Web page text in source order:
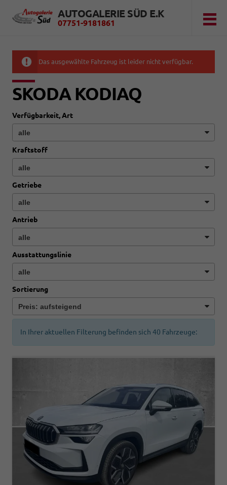
AUTOGALERIE SÜD E.K
07751-9181861
Das ausgewählte Fahrzeug ist leider nicht verfügbar.
SKODA KODIAQ
Verfügbarkeit, Art
Kraftstoff
Getriebe
Antrieb
Ausstattungslinie
Sortierung
In Ihrer aktuellen Filterung befinden sich 40 Fahrzeuge: